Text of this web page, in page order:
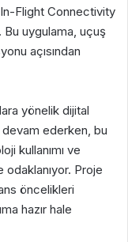
Flight Connectivity
Bu uygulama, uçuş
açısından
yönelik dijital
devam ederken, bu
kullanımı ve
odaklanıyor. Proje
öncelikleri
hazır hale